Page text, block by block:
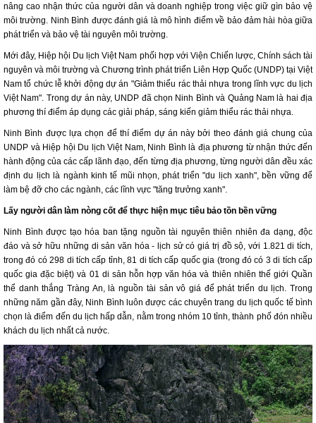
nâng cao nhận thức của người dân và doanh nghiệp trong việc giữ gìn bảo vệ
môi trường. Ninh Bình được đánh giá là mô hình điểm về bảo đảm hài hòa giữa
phát triển và bảo vệ tài nguyên môi trường.
Mới đây, Hiệp hội Du lịch Việt Nam phối hợp với Viện Chiến lược, Chính sách tài
nguyên và môi trường và Chương trình phát triển Liên Hợp Quốc (UNDP) tại Việt
Nam tổ chức lễ khởi động dự án "Giảm thiểu rác thải nhựa trong lĩnh vực du lịch
Việt Nam". Trong dự án này, UNDP đã chọn Ninh Bình và Quảng Nam là hai địa
phương thí điểm áp dụng các giải pháp, sáng kiến giảm thiểu rác thải nhựa.
Ninh Bình được lựa chọn để thí điểm dự án này bởi theo đánh giá chung của
UNDP và Hiệp hội Du lịch Việt Nam, Ninh Bình là địa phương từ nhận thức đến
hành động của các cấp lãnh đạo, đến từng địa phương, từng người dân đều xác
định du lịch là ngành kinh tế mũi nhọn, phát triển "du lịch xanh", bền vững để
làm bệ đỡ cho các ngành, các lĩnh vực "tăng trưởng xanh".
Lấy người dân làm nòng cốt để thực hiện mục tiêu bảo tồn bền vững
Ninh Bình được tạo hóa ban tặng nguồn tài nguyên thiên nhiên đa dạng, độc
đáo và sở hữu những di sản văn hóa - lịch sử có giá trị đồ sộ, với 1.821 di tích,
trong đó có 298 di tích cấp tỉnh, 81 di tích cấp quốc gia (trong đó có 3 di tích cấp
quốc gia đặc biệt) và 01 di sản hỗn hợp văn hóa và thiên nhiên thế giới Quần
thể danh thắng Tràng An, là nguồn tài sản vô giá để phát triển du lịch. Trong
những năm gần đây, Ninh Bình luôn được các chuyên trang du lịch quốc tế bình
chọn là điểm đến du lịch hấp dẫn, nằm trong nhóm 10 tỉnh, thành phố đón nhiều
khách du lịch nhất cả nước.